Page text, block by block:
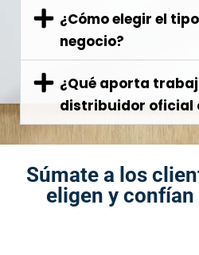
¿Cómo elegir el
negocio?
¿Qué aporta
distribuidor oficial
Súmate a los
eligen y